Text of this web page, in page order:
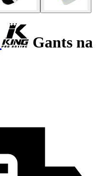
Gants na